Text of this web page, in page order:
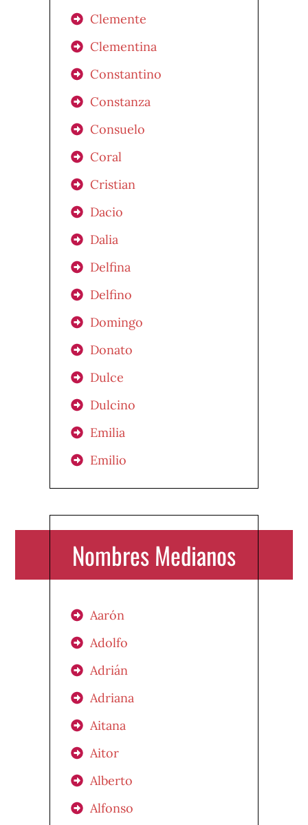
Clemente
Clementina
Constantino
Constanza
Consuelo
Coral
Cristian
Dacio
Dalia
Delfina
Delfino
Domingo
Donato
Dulce
Dulcino
Emilia
Emilio
Nombres Medianos
Aarón
Adolfo
Adrián
Adriana
Aitana
Aitor
Alberto
Alfonso